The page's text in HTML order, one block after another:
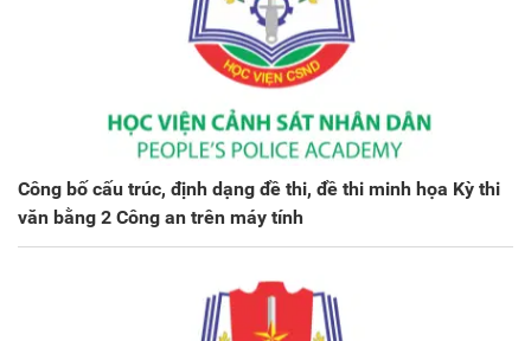
Công bố cấu trúc, định dạng đề thi, đề thi minh họa Kỳ thi
văn bằng 2 Công an trên máy tính